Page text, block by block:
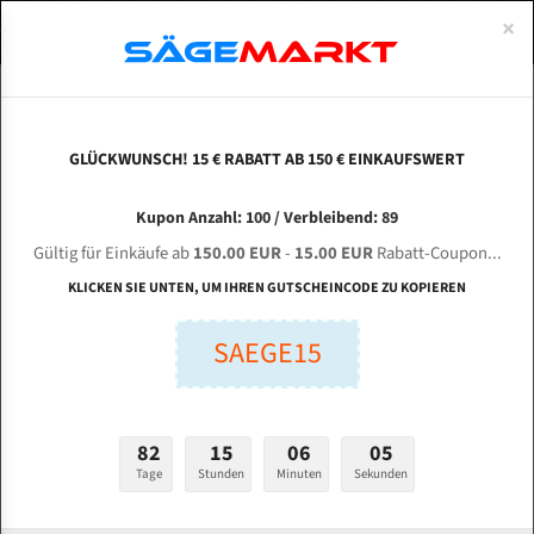
CORMAK H - 400 für 4320 mm Bi-Metall
Bandsägeblätter
Länge (mm):
Stärken + Zahnteilung:
mm
ABOUTS
ENGLISH
Bi-Metall Meterware
Fleischerei Bandsägeblätter
Bandmesser Glatt Meterware
Konvex Meterware
×
GLÜCKWUNSCH! 15 € RABATT AB 150 € EINKAUFSWERT
Kupon Anzahl: 100 / Verbleibend: 89
Gültig für Einkäufe ab150.00 EUR- 15.00 EURRabatt-Coupon...
KLICKEN SIE UNTEN, UM IHREN GUTSCHEINCODE ZU KOPIEREN
SAEGE15
82
Tage
15
Stunden
06
Minuten
04
Sekunden